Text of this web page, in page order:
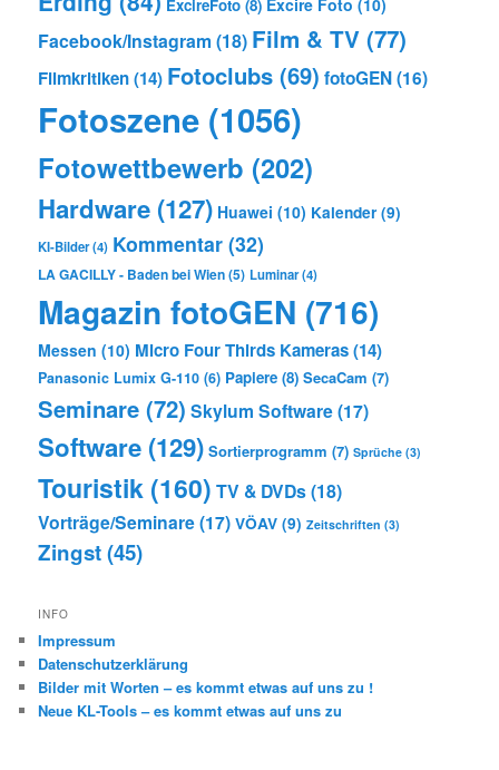
ExcireFoto (8) Excire Foto (10)
Facebook/Instagram (18) Film & TV (77)
Filmkritiken(14) Fotoclubs (69) fotoGEN(16)
Fotoszene (1056)
Fotowettbewerb (202)
Hardware (127) Huawei (10) Kalender (9)
KI-Bilder(4) Kommentar (32)
LA GACILLY - Baden bei Wien(5) Luminar(4)
Magazin fotoGEN (716)
Messen (10) Micro Four Thirds Kameras(14)
Panasonic Lumix G-110 (6) Papiere (8) SecaCam (7)
Seminare (72) Skylum Software(17)
Software (129) Sortierprogramm (7) Sprüche (3)
Touristik (160) TV & DVDs(18)
Vorträge/Seminare(17) VÖAV (9) Zeitschriften (3)
Zingst(45)
INFO
Impressum
Datenschutzerklärung
Bilder mit Worten – es kommt etwas auf uns zu !
Neue KL-Tools – es kommt etwas auf uns zu